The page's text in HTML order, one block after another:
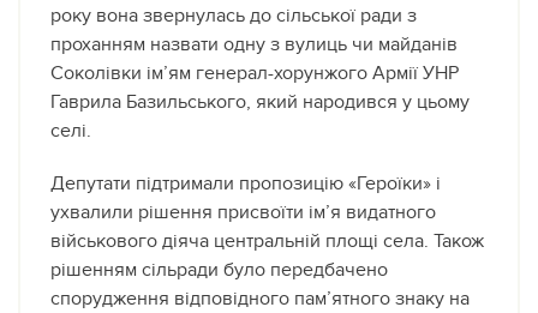
року вона звернулась до сільської ради з
проханням назвати одну з вулиць чи майданів
Соколівки ім’ям генерал-хорунжого Армії УНР
Гаврила Базильського, який народився у цьому
селі.
Депутати підтримали пропозицію «Героїки» і
ухвалили рішення присвоїти ім’я видатного
військового діяча центральній площі села. Також
рішенням сільради було передбачено
спорудження відповідного пам’ятного знаку на